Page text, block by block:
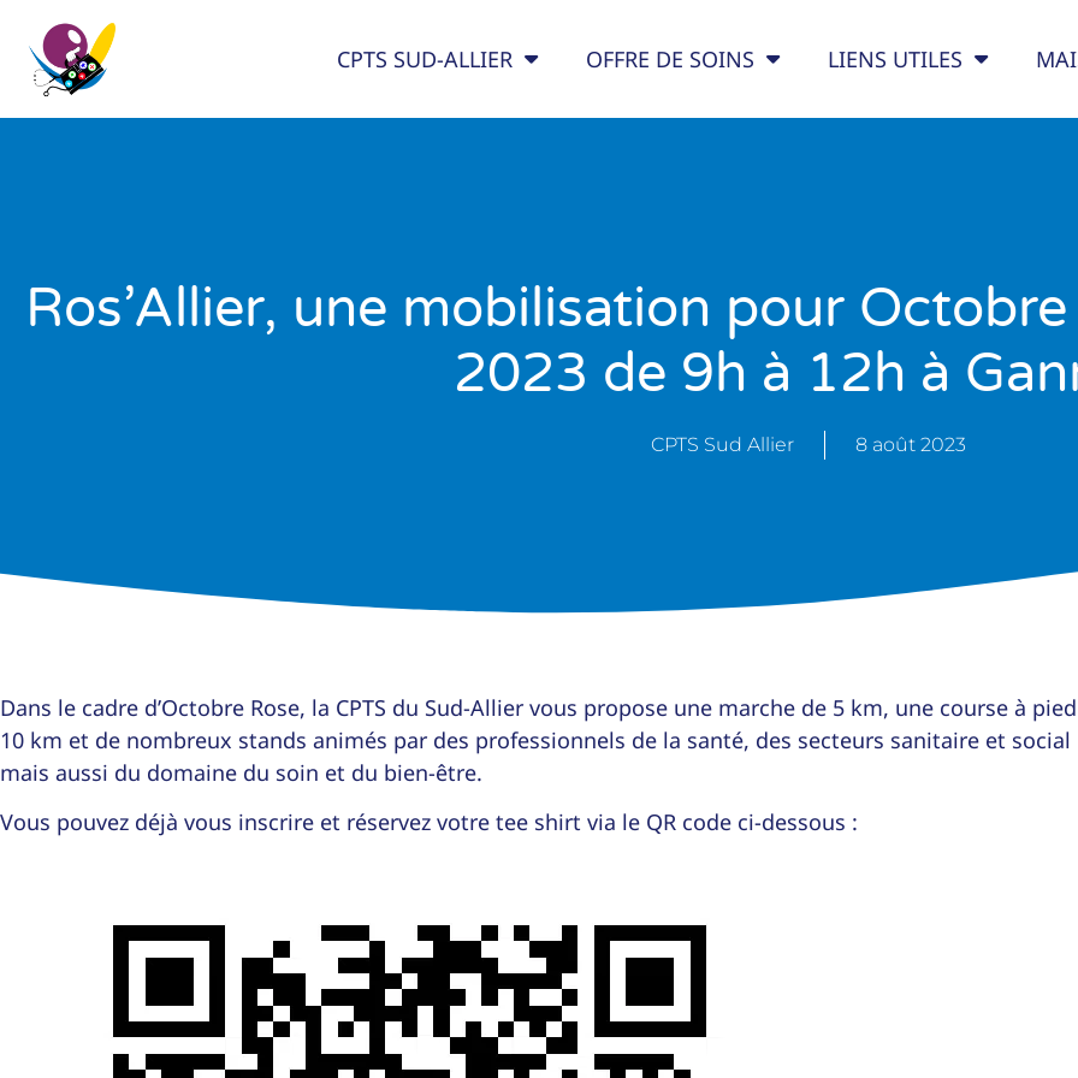
CPTS SUD-ALLIER OFFRE DE SOINS LIENS UTILES
Ros’Allier, une mobilisation pour
2023 de 9h à 12h à
CPTS Sud Allier 8 août 2023
Dans le cadre d’Octobre Rose, la CPTS du Sud-Allier vous propose une marche de 5 km, une course à
10 km et de nombreux stands animés par des professionnels de la santé, des secteurs sanitaire et social
mais aussi du domaine du soin et du bien-être.
Vous pouvez déjà vous inscrire et réservez votre tee shirt via le QR code ci-dessous :